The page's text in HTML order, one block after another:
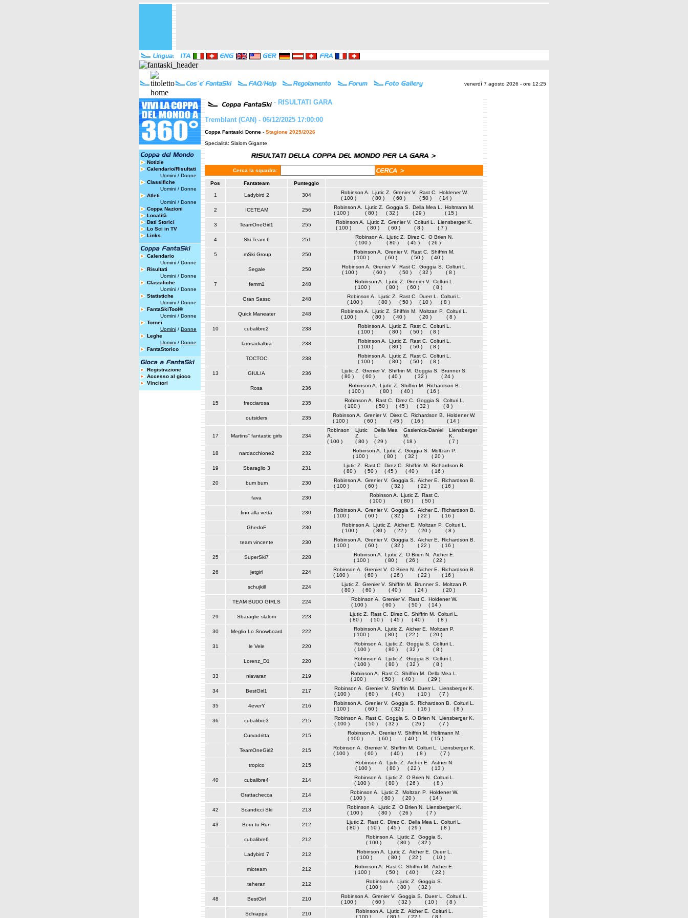
venerdì 7 agosto 2026 - ore 12:25
Notizie
Calendario/Risultati
Uomini / Donne
Classifiche
Uomini / Donne
Atleti
Uomini / Donne
Coppa Nazioni
Località
Dati Storici
Lo Sci in TV
Links
Calendario
Uomini / Donne
Risultati
Uomini / Donne
Classifiche
Uomini / Donne
Statistiche
Uomini / Donne
FantaSkiTool®
Uomini / Donne
Tornei
Uomini / Donne
Leghe
Uomini / Donne
FantaStorico
Registrazione
Accesso al gioco
Vincitori
- RISULTATI GARA
Tremblant (CAN) - 06/12/2025 17:00:00
Coppa Fantaski Donne - Stagione 2025/2026
Specialità: Slalom Gigante
Cerca la squadra:
Pos Fantateam Punteggio
1 Ladybird 2 304
Robinson A.
( 100 )
Ljutic Z.
( 80 )
Grenier V.
( 60 )
Rast C.
( 50 )
Holdener W.
( 14 )
2 ICETEAM 256
Robinson A.
( 100 )
Ljutic Z.
( 80 )
Goggia S.
( 32 )
Della Mea L.
( 29 )
Holtmann M.
( 15 )
3 TeamOneGirl1 255
Robinson A.
( 100 )
Ljutic Z.
( 80 )
Grenier V.
( 60 )
Colturi L.
( 8 )
Liensberger K.
( 7 )
4 Ski Team 6 251
Robinson A.
( 100 )
Ljutic Z.
( 80 )
Direz C.
( 45 )
O Brien N.
( 26 )
5 .mSki Group 250
Robinson A.
( 100 )
Grenier V.
( 60 )
Rast C.
( 50 )
Shiffrin M.
( 40 )
Segale 250
Robinson A.
( 100 )
Grenier V.
( 60 )
Rast C.
( 50 )
Goggia S.
( 32 )
Colturi L.
( 8 )
7 femm1 248
Robinson A.
( 100 )
Ljutic Z.
( 80 )
Grenier V.
( 60 )
Colturi L.
( 8 )
Gran Sasso 248
Robinson A.
( 100 )
Ljutic Z.
( 80 )
Rast C.
( 50 )
Duerr L.
( 10 )
Colturi L.
( 8 )
Quick Maneater 248
Robinson A.
( 100 )
Ljutic Z.
( 80 )
Shiffrin M.
( 40 )
Moltzan P.
( 20 )
Colturi L.
( 8 )
10 cubalibre2 238
Robinson A.
( 100 )
Ljutic Z.
( 80 )
Rast C.
( 50 )
Colturi L.
( 8 )
larosadialbra 238
Robinson A.
( 100 )
Ljutic Z.
( 80 )
Rast C.
( 50 )
Colturi L.
( 8 )
TOCTOC 238
Robinson A.
( 100 )
Ljutic Z.
( 80 )
Rast C.
( 50 )
Colturi L.
( 8 )
13 GIULIA 236
Ljutic Z.
( 80 )
Grenier V.
( 60 )
Shiffrin M.
( 40 )
Goggia S.
( 32 )
Brunner S.
( 24 )
Rosa 236
Robinson A.
( 100 )
Ljutic Z.
( 80 )
Shiffrin M.
( 40 )
Richardson B.
( 16 )
15 frecciarosa 235
Robinson A.
( 100 )
Rast C.
( 50 )
Direz C.
( 45 )
Goggia S.
( 32 )
Colturi L.
( 8 )
outsiders 235
Robinson A.
( 100 )
Grenier V.
( 60 )
Direz C.
( 45 )
Richardson B.
( 16 )
Holdener W.
( 14 )
17 Martins'' fantastic girls 234
Robinson
A.
( 100 )
Ljutic
Z.
( 80 )
Della Mea
L.
( 29 )
Gasienica-Daniel
M.
( 18 )
Liensberger
K.
( 7 )
18 nardacchione2 232
Robinson A.
( 100 )
Ljutic Z.
( 80 )
Goggia S.
( 32 )
Moltzan P.
( 20 )
19 Sbaraglio 3 231
Ljutic Z.
( 80 )
Rast C.
( 50 )
Direz C.
( 45 )
Shiffrin M.
( 40 )
Richardson B.
( 16 )
20 bum bum 230
Robinson A.
( 100 )
Grenier V.
( 60 )
Goggia S.
( 32 )
Aicher E.
( 22 )
Richardson B.
( 16 )
fava 230
Robinson A.
( 100 )
Ljutic Z.
( 80 )
Rast C.
( 50 )
fino alla vetta 230
Robinson A.
( 100 )
Grenier V.
( 60 )
Goggia S.
( 32 )
Aicher E.
( 22 )
Richardson B.
( 16 )
GhedoF 230
Robinson A.
( 100 )
Ljutic Z.
( 80 )
Aicher E.
( 22 )
Moltzan P.
( 20 )
Colturi L.
( 8 )
team vincente 230
Robinson A.
( 100 )
Grenier V.
( 60 )
Goggia S.
( 32 )
Aicher E.
( 22 )
Richardson B.
( 16 )
25 SuperSki7 228
Robinson A.
( 100 )
Ljutic Z.
( 80 )
O Brien N.
( 26 )
Aicher E.
( 22 )
26 jetgirl 224
Robinson A.
( 100 )
Grenier V.
( 60 )
O Brien N.
( 26 )
Aicher E.
( 22 )
Richardson B.
( 16 )
schujkill 224
Ljutic Z.
( 80 )
Grenier V.
( 60 )
Shiffrin M.
( 40 )
Brunner S.
( 24 )
Moltzan P.
( 20 )
TEAM BUDO GIRLS 224
Robinson A.
( 100 )
Grenier V.
( 60 )
Rast C.
( 50 )
Holdener W.
( 14 )
29 Sbaraglie slalom 223
Ljutic Z.
( 80 )
Rast C.
( 50 )
Direz C.
( 45 )
Shiffrin M.
( 40 )
Colturi L.
( 8 )
30 Meglio Lo Snowboard 222
Robinson A.
( 100 )
Ljutic Z.
( 80 )
Aicher E.
( 22 )
Moltzan P.
( 20 )
31 le Vele 220
Robinson A.
( 100 )
Ljutic Z.
( 80 )
Goggia S.
( 32 )
Colturi L.
( 8 )
Lorenz_D1 220
Robinson A.
( 100 )
Ljutic Z.
( 80 )
Goggia S.
( 32 )
Colturi L.
( 8 )
33 niavaran 219
Robinson A.
( 100 )
Rast C.
( 50 )
Shiffrin M.
( 40 )
Della Mea L.
( 29 )
34 BestGirl1 217
Robinson A.
( 100 )
Grenier V.
( 60 )
Shiffrin M.
( 40 )
Duerr L.
( 10 )
Liensberger K.
( 7 )
35 4everY 216
Robinson A.
( 100 )
Grenier V.
( 60 )
Goggia S.
( 32 )
Richardson B.
( 16 )
Colturi L.
( 8 )
36 cubalibre3 215
Robinson A.
( 100 )
Rast C.
( 50 )
Goggia S.
( 32 )
O Brien N.
( 26 )
Liensberger K.
( 7 )
Curvadritta 215
Robinson A.
( 100 )
Grenier V.
( 60 )
Shiffrin M.
( 40 )
Holtmann M.
( 15 )
TeamOneGirl2 215
Robinson A.
( 100 )
Grenier V.
( 60 )
Shiffrin M.
( 40 )
Colturi L.
( 8 )
Liensberger K.
( 7 )
tropico 215
Robinson A.
( 100 )
Ljutic Z.
( 80 )
Aicher E.
( 22 )
Astner N.
( 13 )
40 cubalibre4 214
Robinson A.
( 100 )
Ljutic Z.
( 80 )
O Brien N.
( 26 )
Colturi L.
( 8 )
Grattachecca 214
Robinson A.
( 100 )
Ljutic Z.
( 80 )
Moltzan P.
( 20 )
Holdener W.
( 14 )
42 Scandicci Ski 213
Robinson A.
( 100 )
Ljutic Z.
( 80 )
O Brien N.
( 26 )
Liensberger K.
( 7 )
43 Born to Run 212
Ljutic Z.
( 80 )
Rast C.
( 50 )
Direz C.
( 45 )
Della Mea L.
( 29 )
Colturi L.
( 8 )
cubalibre6 212
Robinson A.
( 100 )
Ljutic Z.
( 80 )
Goggia S.
( 32 )
Ladybird 7 212
Robinson A.
( 100 )
Ljutic Z.
( 80 )
Aicher E.
( 22 )
Duerr L.
( 10 )
mioteam 212
Robinson A.
( 100 )
Rast C.
( 50 )
Shiffrin M.
( 40 )
Aicher E.
( 22 )
teheran 212
Robinson A.
( 100 )
Ljutic Z.
( 80 )
Goggia S.
( 32 )
48 BestGirl 210
Robinson A.
( 100 )
Grenier V.
( 60 )
Goggia S.
( 32 )
Duerr L.
( 10 )
Colturi L.
( 8 )
Schiappa 210
Robinson A.
( 100 )
Ljutic Z.
( 80 )
Aicher E.
( 22 )
Colturi L.
( 8 )